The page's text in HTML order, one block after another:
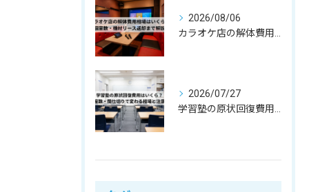
2026/08/06
2026/07/27